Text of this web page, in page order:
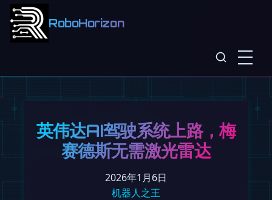
RoboHorizon
英伟达AI驾驶系统上路，梅
赛德斯无需激光雷达
2026年1月6日
机器人之王